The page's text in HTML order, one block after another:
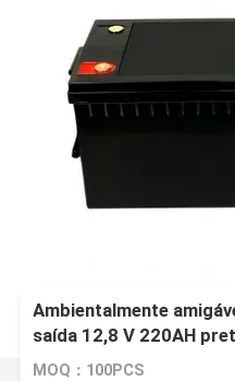
Ambientalmente
saída 12,8 V 220AH
lítio BYD LifeP04 para RV
MOQ：100PCS